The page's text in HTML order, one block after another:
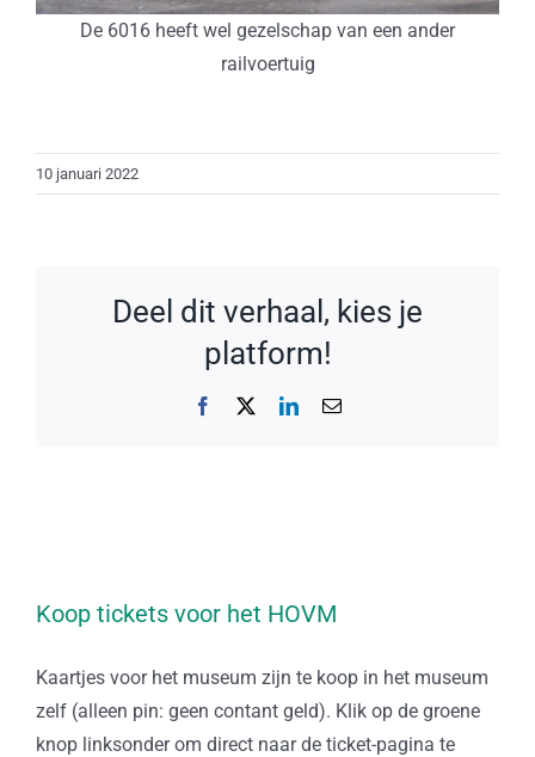
De 6016 heeft wel gezelschap van een ander
railvoertuig
10 januari 2022
Deel dit verhaal, kies je
platform!
Facebook LinkedIn
E-
Koop tickets voor het HOVM
Kaartjes voor het museum zijn te koop in het museum
zelf (alleen pin: geen contant geld). Klik op de groene
knop linksonder om direct naar de ticket-pagina te